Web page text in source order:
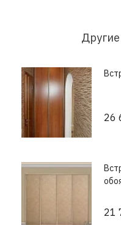
26
21